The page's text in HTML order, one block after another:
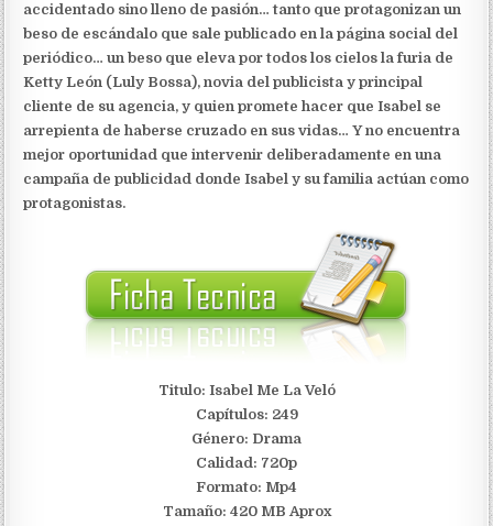
accidentado sino lleno de pasión… tanto que protagonizan un
beso de escándalo que sale publicado en la página social del
periódico… un beso que eleva por todos los cielos la furia de
Ketty León (Luly Bossa), novia del publicista y principal
cliente de su agencia, y quien promete hacer que Isabel se
arrepienta de haberse cruzado en sus vidas… Y no encuentra
mejor oportunidad que intervenir deliberadamente en una
campaña de publicidad donde Isabel y su familia actúan como
protagonistas.
Titulo: Isabel Me La Veló
Capítulos: 249
Género: Drama
Calidad: 720p
Formato: Mp4
Tamaño: 420 MB Aprox